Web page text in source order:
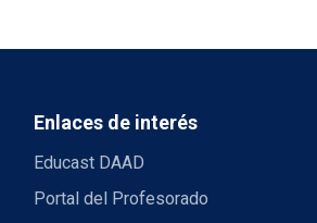
Enlaces de interés
Educast DAAD
Portal del Profesorado